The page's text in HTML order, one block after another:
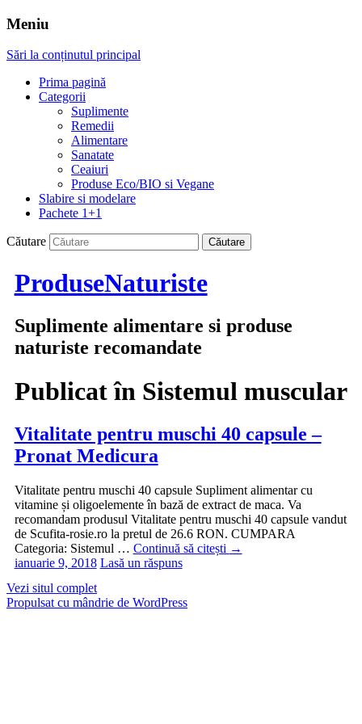
Meniu
Sări la conținutul principal
Prima pagină
Categorii
Suplimente
Remedii
Alimentare
Sanatate
Ceaiuri
Produse Eco/BIO si Vegane
Slabire si modelare
Pachete 1+1
Căutare
ProduseNaturiste
Suplimente alimentare si produse
naturiste recomandate
Publicat în Sistemul muscular
Vitalitate pentru muschi 40 capsule –
Pronat Medicura
Vitalitate pentru muschi 40 capsule Supliment alimentar cu
vitamine și oligoelemente în bază de extract de maca. Va
recomandam produsul Vitalitate pentru muschi 40 capsule vandut
de Scufita-rosie.ro la pretul de 26.6 RON. CUMPARA
Categoria: Sistemul … Continuă să citești →
ianuarie 9, 2018 Lasă un răspuns
Vezi situl complet
Propulsat cu mândrie de WordPress